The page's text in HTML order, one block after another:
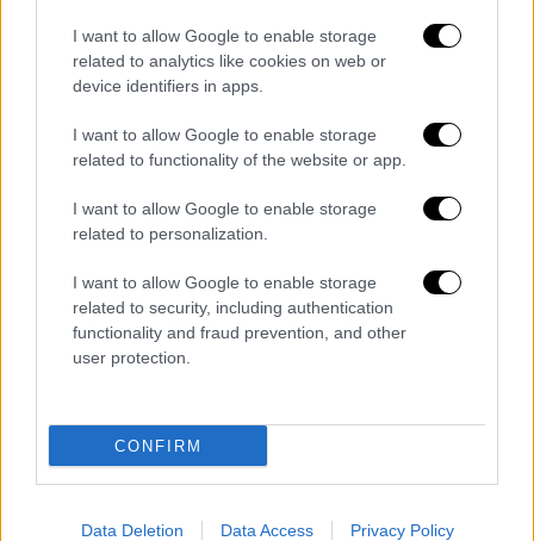
I want to allow Google to enable storage
related to analytics like cookies on web or
device identifiers in apps.
I want to allow Google to enable storage
related to functionality of the website or app.
I want to allow Google to enable storage
related to personalization.
I want to allow Google to enable storage
related to security, including authentication
functionality and fraud prevention, and other
user protection.
CONFIRM
Data Deletion Data Access Privacy Policy
Επίσης, υπάρχουν και οι συνταξιούχοι που θα
λάβουν το ποσό των 200 ευρώ ως έκτακτη
Αυτοί είναι:
Περίπου 33.000 συνταξιούχοι, με άθροισμα
1.600 ευρώ, που έχουν λάβει αύξηση στη
σύνταξή τους έως 3,49%, θα λάβουν ενίσχυση
200 ευρώ και επιπλέον 125.000
συνταξιούχοι, οι οποίοι έχουν άθροισμα